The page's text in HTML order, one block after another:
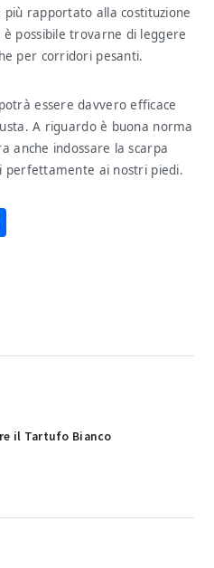
rapportato alla costituzione
possibile trovarne di leggere
per corridori pesanti.
essere davvero efficace
A riguardo è buona norma
anche indossare la scarpa
perfettamente ai nostri piedi.
il Tartufo Bianco